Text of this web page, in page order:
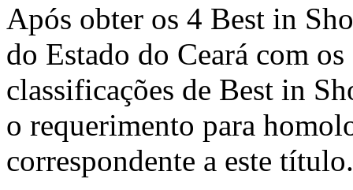
Após obter os 4 Best in
do Estado do Ceará com
classificações de Best in
o requerimento para
correspondente a este título.